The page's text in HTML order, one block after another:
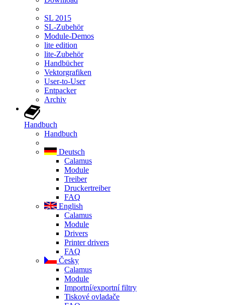
SL 2015
SL-Zubehör
Module-Demos
lite edition
lite-Zubehör
Handbücher
Vektorgrafiken
User-to-User
Entpacker
Archiv
Handbuch
Handbuch
Deutsch
Calamus
Module
Treiber
Druckertreiber
FAQ
English
Calamus
Module
Drivers
Printer drivers
FAQ
Česky
Calamus
Module
Importní/exportní filtry
Tiskové ovladače